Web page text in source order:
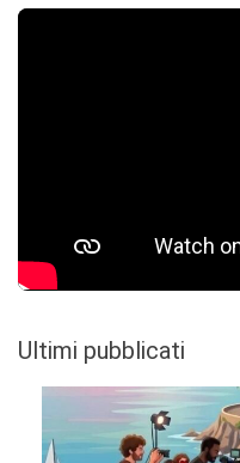
Ultimi pubblicati